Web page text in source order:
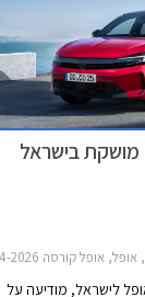
2024-2026מחירון רכב
לישראל, מודיעה על